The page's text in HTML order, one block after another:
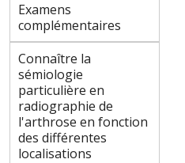
Examens
complémentaires
Connaître la
sémiologie
particulière en
radiographie de
l'arthrose en fonction
des différentes
localisations